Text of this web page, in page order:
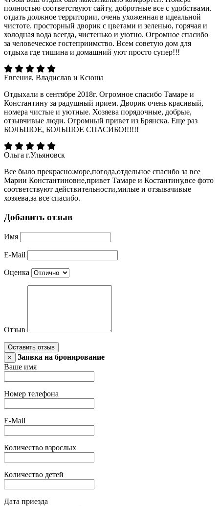
полностью соответствуют сайту, добротные все с удобствами.
отдать должное территории, очень ухоженная в идеальной
чистоте. просторный дворик с цветами и зеленью, горячая и
холодная вода всегда, чистенько и уютно. Огромное спасибо
за человеческое гостеприимство. Всем советую дом для
отдыха где тишина и домашний уют просто супер!!!
Евгения, Владислав и Ксюша
Отдыхали в сентябре 2018г. Огромное спасибо Тамаре и
Константину за радушный прием. Дворик очень красивый,
номера чистые и уютные. Хозяева порядочные, добрые,
отзывчивые люди. Огромный привет из Брянска. Еще раз
БОЛЬШОЕ, БОЛЬШОЕ СПАСИБО!!!!!!
Ольга г.Ульяновск
Все было прекрасно:море,погода,отдельное спасибо за все
Марии Константиновне,привет Тамаре и Костантину,все фото
соответствуют действительности,милые и отзывачивые
хозяева,за все спасибо.
Добавить отзыв
Имя
E-Mail
Оценка
Отзыв
Оставить отзыв
×
Заявка на бронирование
Ваше имя
Номер телефона
E-Mail
Количество взрослых
Количество детей
Дата приезда